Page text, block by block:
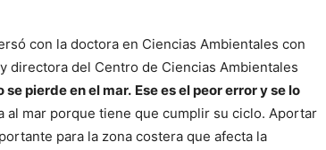
con la doctora en Ciencias Ambientales con
directora del Centro de Ciencias Ambientales
se pierde en el mar. Ese es el peor error y se lo
al mar porque tiene que cumplir su ciclo. Aportar
para la zona costera que afecta la